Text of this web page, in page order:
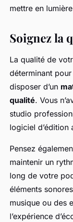
mettre en
Soignez la
La qualité de
déterminant
disposer d’un
qualité. Vous
studio
logiciel d’édition
Pensez
maintenir un
long de votre
éléments
musique ou des
l’expérience